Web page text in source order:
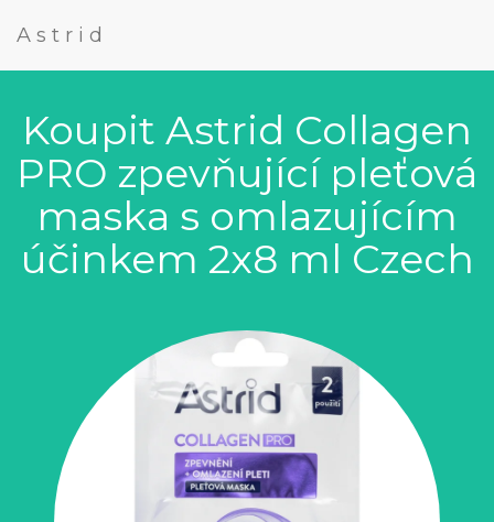
Astrid
Koupit Astrid Collagen
PRO zpevňující pleťová
maska s omlazujícím
účinkem 2x8 ml Czech